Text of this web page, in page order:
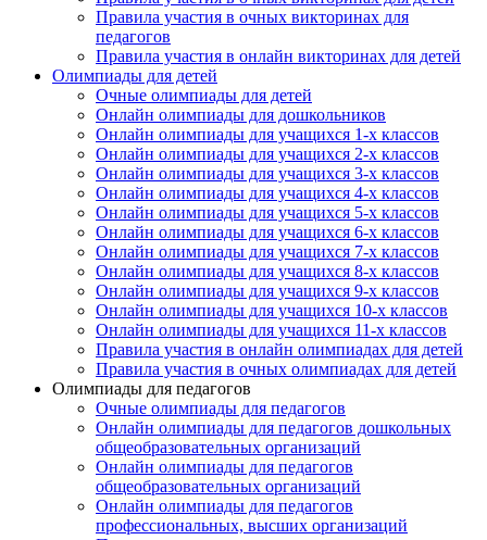
Правила участия в очных викторинах для
педагогов
Правила участия в онлайн викторинах для детей
Олимпиады для детей
Очные олимпиады для детей
Онлайн олимпиады для дошкольников
Онлайн олимпиады для учащихся 1-х классов
Онлайн олимпиады для учащихся 2-х классов
Онлайн олимпиады для учащихся 3-х классов
Онлайн олимпиады для учащихся 4-х классов
Онлайн олимпиады для учащихся 5-х классов
Онлайн олимпиады для учащихся 6-х классов
Онлайн олимпиады для учащихся 7-х классов
Онлайн олимпиады для учащихся 8-х классов
Онлайн олимпиады для учащихся 9-х классов
Онлайн олимпиады для учащихся 10-х классов
Онлайн олимпиады для учащихся 11-х классов
Правила участия в онлайн олимпиадах для детей
Правила участия в очных олимпиадах для детей
Олимпиады для педагогов
Очные олимпиады для педагогов
Онлайн олимпиады для педагогов дошкольных
общеобразовательных организаций
Онлайн олимпиады для педагогов
общеобразовательных организаций
Онлайн олимпиады для педагогов
профессиональных, высших организаций
Организация
Подписаться